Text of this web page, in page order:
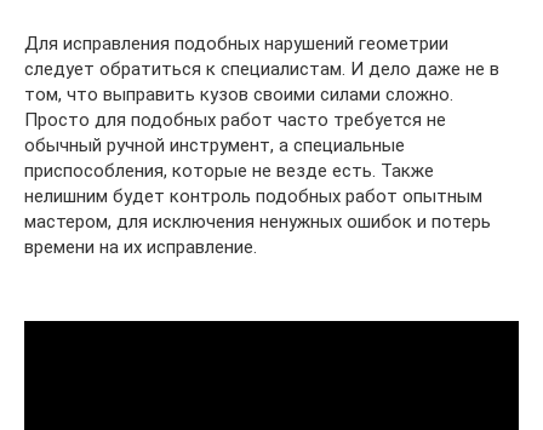
Для исправления подобных нарушений геометрии
следует обратиться к специалистам. И дело даже не в
том, что выправить кузов своими силами сложно.
Просто для подобных работ часто требуется не
обычный ручной инструмент, а специальные
приспособления, которые не везде есть. Также
нелишним будет контроль подобных работ опытным
мастером, для исключения ненужных ошибок и потерь
времени на их исправление.